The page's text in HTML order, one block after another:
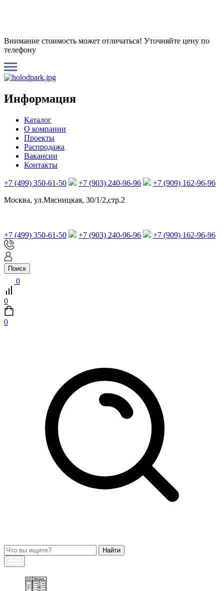
Внимание стоимость может отличаться! Уточняйте цену по
телефону
Информация
Каталог
О компании
Проекты
Распродажа
Вакансии
Контакты
+7 (499) 350-61-50 +7 (903) 240-96-96
+7 (909) 162-96-96
Москва, ул.Мясницкая, 30/1/2,стр.2
+7 (499) 350-61-50 +7 (903) 240-96-96 +7 (909) 162-96-96
Поиск
0
0
0